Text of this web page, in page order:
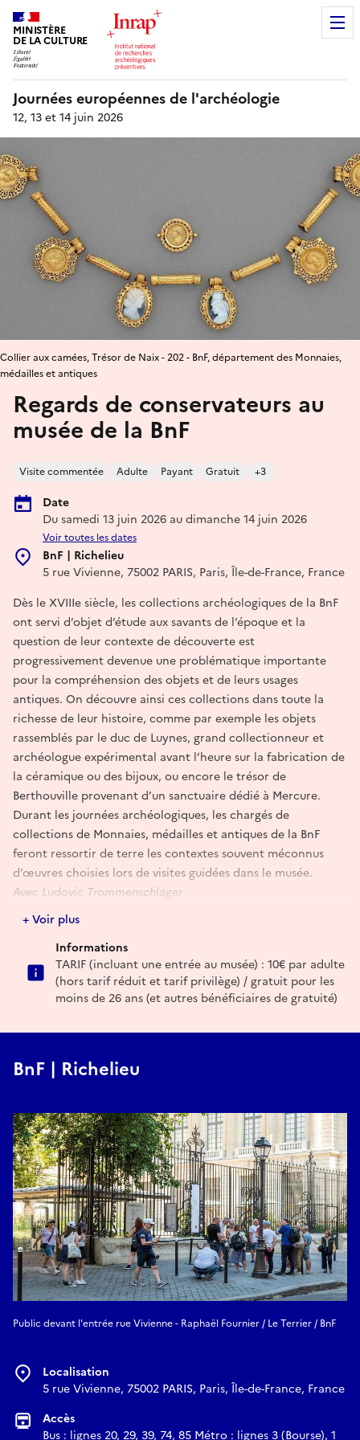
MINISTÈRE
DE LA CULTURE
Journées européennes de l'archéologie
12, 13 et 14 juin 2026
Regards de conservateurs au
musée de la BnF
Visite commentée Adulte Payant Gratuit +3
Date
Du samedi 13 juin 2026 au dimanche 14 juin 2026
Voir toutes les dates
BnF | Richelieu
5 rue Vivienne, 75002 PARIS, Paris, Île-de-France, France
Collier aux camées, Trésor de Naix - 202 - BnF, département des Monnaies,
médailles et antiques
Dès le XVIIIe siècle, les collections archéologiques de la BnF
ont servi d’objet d’étude aux savants de l’époque et la
question de leur contexte de découverte est
progressivement devenue une problématique importante
pour la compréhension des objets et de leurs usages
antiques. On découvre ainsi ces collections dans toute la
richesse de leur histoire, comme par exemple les objets
rassemblés par le duc de Luynes, grand collectionneur et
archéologue expérimental avant l’heure sur la fabrication de
la céramique ou des bijoux, ou encore le trésor de
Berthouville provenant d’un sanctuaire dédié à Mercure.
Durant les journées archéologiques, les chargés de
collections de Monnaies, médailles et antiques de la BnF
feront ressortir de terre les contextes souvent méconnus
d’œuvres choisies lors de visites guidées dans le musée.
Avec Ludovic Trommenschlager
En savoir plus
+ Voir plus
Informations
TARIF (incluant une entrée au musée) : 10€ par adulte
(hors tarif réduit et tarif privilège) / gratuit pour les
moins de 26 ans (et autres bénéficiaires de gratuité)
BnF | Richelieu
Public devant l'entrée rue Vivienne - Raphaël Fournier / Le Terrier / BnF
Localisation
5 rue Vivienne, 75002 PARIS, Paris, Île-de-France, France
Accès
Bus : lignes 20, 29, 39, 74, 85 Métro : lignes 3 (Bourse), 1